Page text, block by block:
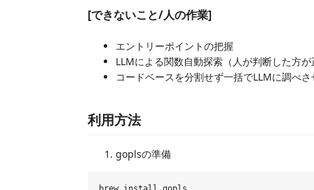
[できないこと/人の作業]
エントリーポイントの把握
LLMによる関数自動探索（人が判断した方が
コードベースを分割せず一括でLLMに調べさ
利用方法
goplsの準備